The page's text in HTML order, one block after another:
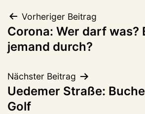
Vorheriger Beitrag
Corona: Wer darf was?
jemand durch?
Nächster Beitrag
Uedemer Straße:
Golf